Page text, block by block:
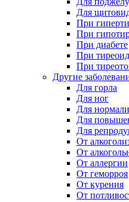
Для
При
При
При диабете
При
При
Другие
Для горла
Для ног
Для
Для
Для
От
От
От аллергии
От геморроя
От курения
От